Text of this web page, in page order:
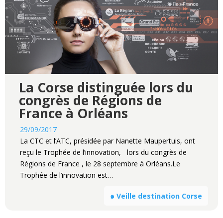
La Corse distinguée lors du
congrès de Régions de
France à Orléans
29/09/2017
La CTC et l’ATC, présidée par Nanette Maupertuis, ont
reçu le Trophée de l’innovation, lors du congrès de
Régions de France , le 28 septembre à Orléans.Le
Trophée de l’innovation est…
๑ Veille destination Corse